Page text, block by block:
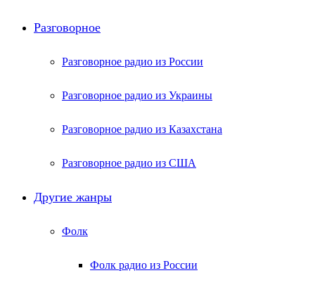
Разговорное
Разговорное радио из России
Разговорное радио из Украины
Разговорное радио из Казахстана
Разговорное радио из США
Другие жанры
Фолк
Фолк радио из России